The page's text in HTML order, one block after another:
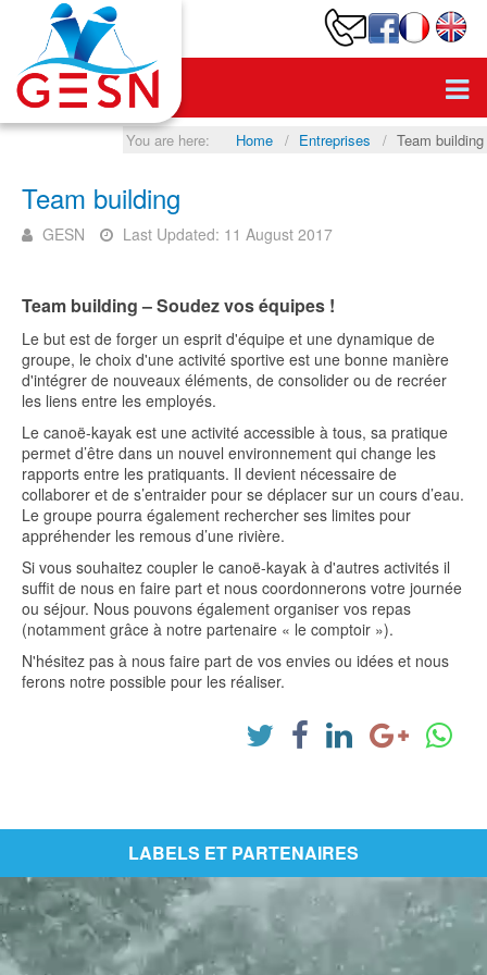
You are here: Home Entreprises Team building
Team building
GESN Last Updated: 11 August 2017
Team building – Soudez vos équipes !
Le but est de forger un esprit d'équipe et une dynamique de
groupe, le choix d'une activité sportive est une bonne manière
d'intégrer de nouveaux éléments, de consolider ou de recréer
les liens entre les employés.
Le canoë-kayak est une activité accessible à tous, sa pratique
permet d’être dans un nouvel environnement qui change les
rapports entre les pratiquants. Il devient nécessaire de
collaborer et de s’entraider pour se déplacer sur un cours d’eau.
Le groupe pourra également rechercher ses limites pour
appréhender les remous d’une rivière.
Si vous souhaitez coupler le canoë-kayak à d'autres activités il
suffit de nous en faire part et nous coordonnerons votre journée
ou séjour. Nous pouvons également organiser vos repas
(notamment grâce à notre partenaire « le comptoir »).
N'hésitez pas à nous faire part de vos envies ou idées et nous
ferons notre possible pour les réaliser.
LABELS ET PARTENAIRES